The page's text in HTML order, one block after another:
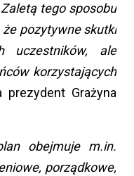
Zaletą tego sposobu
pozytywne skutki
uczestników, ale
korzystających
Grażyna
obejmuje m.in.
porządkowe,